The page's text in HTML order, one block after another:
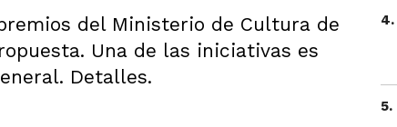
del Ministerio de Cultura de
Una de las iniciativas es
Detalles.
4.
5.